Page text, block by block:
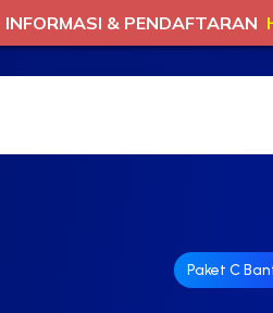
Paket C
INFORMASI & PENDAFTARAN